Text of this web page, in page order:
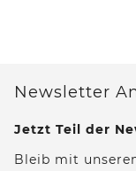
Newsletter
Jetzt Teil der
Bleib mit